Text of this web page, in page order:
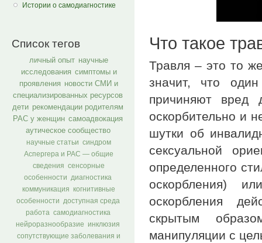
Истории о самодиагностике
Список тегов
личный опыт научные
исследования симптомы и
проявления новости СМИ и
специализированных ресурсов
дети рекомендации родителям
РАС у женщин самоадвокация
аутическое сообщество
научные статьи синдром
Аспергера и РАС — общие
сведения сенсорные
особенности диагностика
коммуникация когнитивные
особенности доступная среда
работа самодиагностика
нейроразнообразие инклюзия
сопутствующие заболевания и
Что такое
Травля – это то
значит, что
причиняют вред
оскорбительно и
шутки об
сексуальной
определенного
оскорбления)
оскорбления
скрытым
манипуляции с